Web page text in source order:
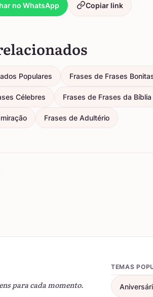
no WhatsApp Copiar link
Populares Frases de Frases
Célebres Frases de Frases da Bíblia
Frases de Adultério
para cada momento.
TEMAS